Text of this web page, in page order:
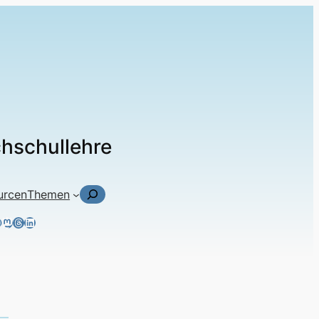
Themen Suchen
Mastodon
Threads
LinkedIn